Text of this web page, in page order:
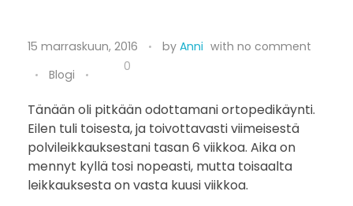
M
s
s
ä
15 marraskuun, 2016 by Anni with no comment
Blogi
0
Tänään oli pitkään odottamani ortopedikäynti.
Eilen tuli toisesta, ja toivottavasti viimeisestä
polvileikkauksestani tasan 6 viikkoa. Aika on
mennyt kyllä tosi nopeasti, mutta toisaalta
leikkauksesta on vasta kuusi viikkoa.